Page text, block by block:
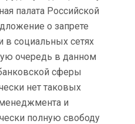
палата Российской
о запрете
в социальных сетях
очередь в данном
сферы
нет таковых
и
полную свободу